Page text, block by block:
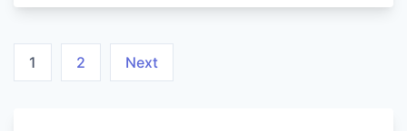
Berichten
1 2 Next